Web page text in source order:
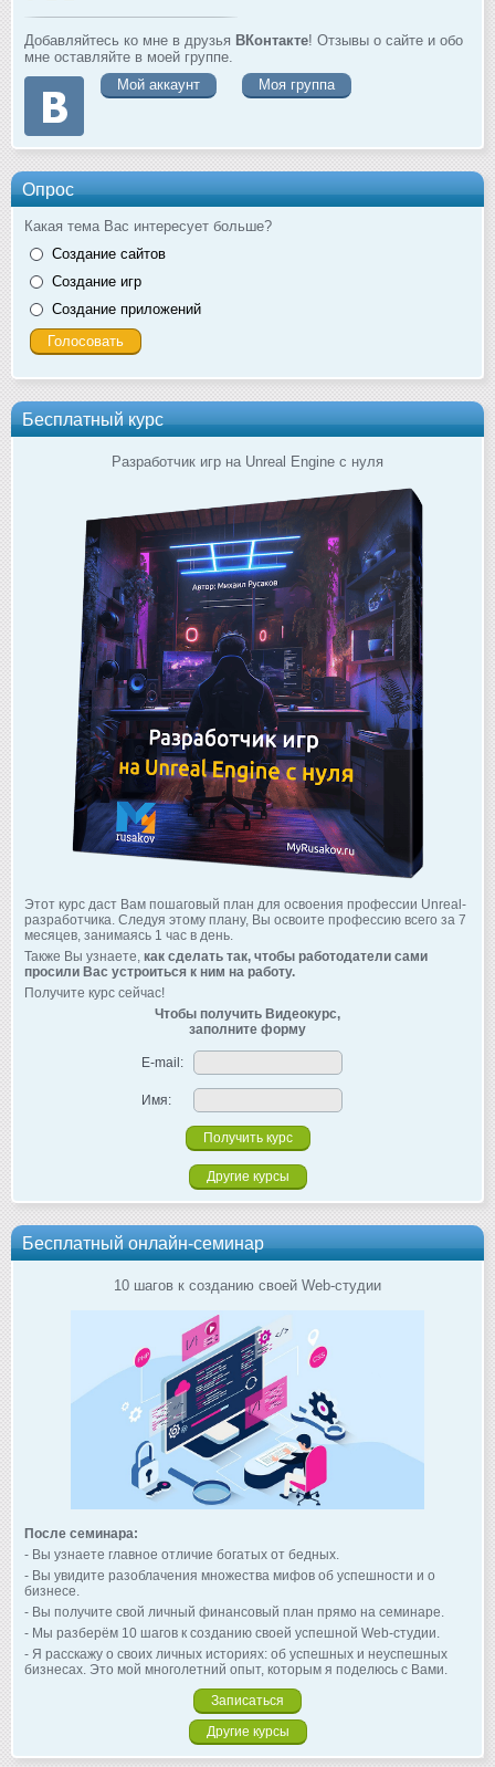
Добавляйтесь ко мне в друзья ВКонтакте! Отзывы о сайте и обо
мне оставляйте в моей группе.
Мой аккаунт
Моя группа
Опрос
Какая тема Вас интересует больше?
Создание сайтов
Создание игр
Создание приложений
Бесплатный курс
Разработчик игр на Unreal Engine с нуля
Этот курс даст Вам пошаговый план для освоения профессии Unreal-
разработчика. Следуя этому плану, Вы освоите профессию всего за 7
месяцев, занимаясь 1 час в день.
Также Вы узнаете, как сделать так, чтобы работодатели сами
просили Вас устроиться к ним на работу.
Получите курс сейчас!
Чтобы получить Видеокурс,
заполните форму
E-mail:
Имя:
Другие курсы
Бесплатный онлайн-семинар
10 шагов к созданию своей Web-студии
После семинара:
- Вы узнаете главное отличие богатых от бедных.
- Вы увидите разоблачения множества мифов об успешности и о
бизнесе.
- Вы получите свой личный финансовый план прямо на семинаре.
- Мы разберём 10 шагов к созданию своей успешной Web-студии.
- Я расскажу о своих личных историях: об успешных и неуспешных
бизнесах. Это мой многолетний опыт, которым я поделюсь с Вами.
Записаться
Другие курсы